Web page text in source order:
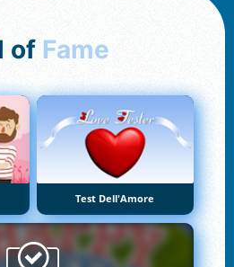
of Fame
Test Dell'Amore